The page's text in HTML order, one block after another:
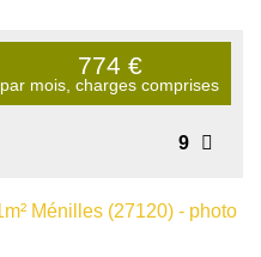
774 €
par mois, charges comprises
9